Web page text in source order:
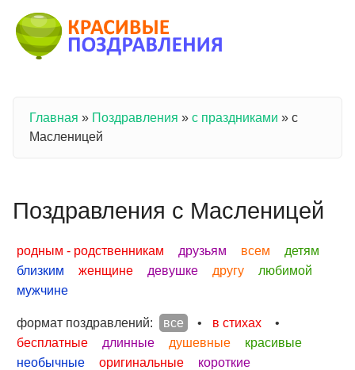
Вы здесь
Главная » Поздравления » с праздниками » с
Масленицей
Поздравления с Масленицей
родным - родственникам друзьям всем
детям
близким
женщине девушке другу
любимой
мужчине
формат поздравлений: все • в стихах
•
бесплатные
длинные душевные
красивые
необычные
оригинальные
короткие